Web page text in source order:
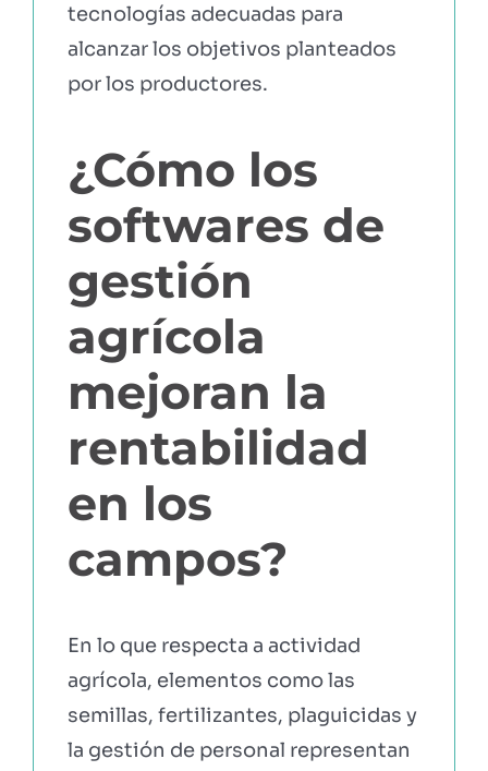
tecnologías adecuadas para
alcanzar los objetivos planteados
por los productores.
¿Cómo los
softwares de
gestión
agrícola
mejoran la
rentabilidad
en los
campos?
En lo que respecta a actividad
agrícola, elementos como las
semillas, fertilizantes, plaguicidas y
la gestión de personal representan